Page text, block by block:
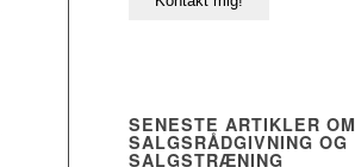
SENESTE ARTIKLER OM
SALGSRÅDGIVNING OG
SALGSTRÆNING